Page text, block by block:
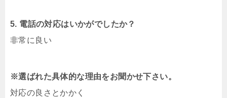
5. 電話の対応はいかがでしたか？
非常に良い
※選ばれた具体的な理由をお聞かせ下さい。
対応の良さとかかく